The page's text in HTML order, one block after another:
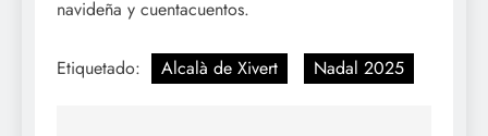
navideña y cuentacuentos.
Etiquetado: Alcalà de Xivert Nadal 2025